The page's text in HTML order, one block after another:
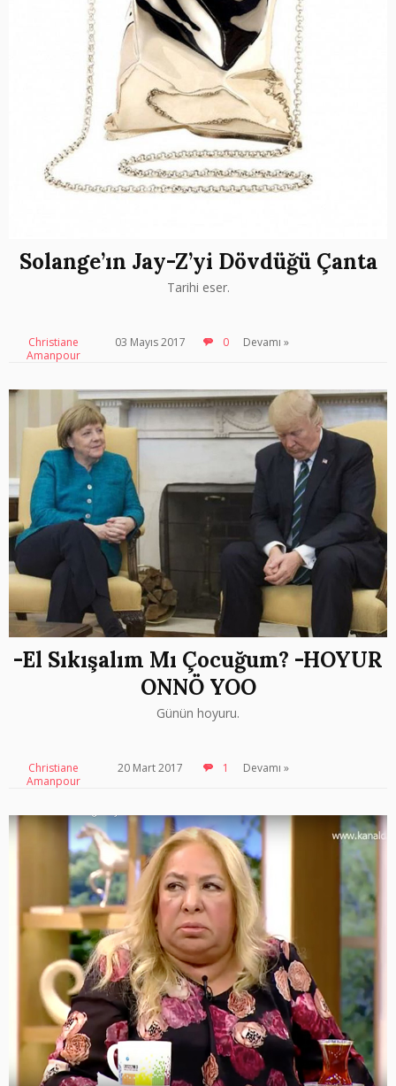
Solange’ın Jay-Z’yi Dövdüğü Çanta
Tarihi eser.
Christiane
Amanpour
03 Mayıs 2017 0 Devamı »
-El Sıkışalım Mı Çocuğum? -HOYUR
ONNÖ YOO
Günün hoyuru.
Christiane
Amanpour
20 Mart 2017 1 Devamı »